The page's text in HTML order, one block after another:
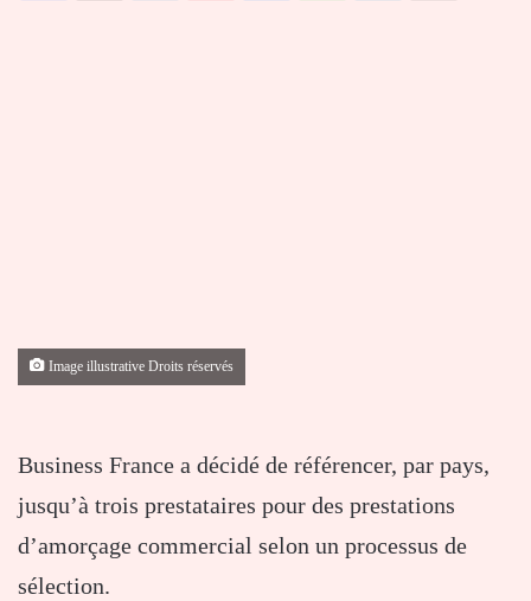
Image illustrative Droits réservés
Business France a décidé de référencer, par pays,
jusqu’à trois prestataires pour des prestations
d’amorçage commercial selon un processus de
sélection.